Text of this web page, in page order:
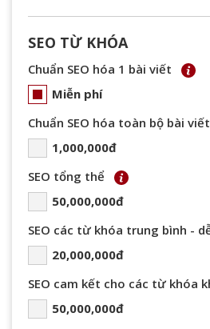
SEO TỪ KHÓA
Chuẩn SEO hóa 1 bài viết
Miễn phí
Chuẩn SEO hóa toàn bộ bài viết
1,000,000đ
SEO tổng thể
50,000,000đ
SEO các từ khóa trung bình -
20,000,000đ
SEO cam kết cho các từ khóa
50,000,000đ